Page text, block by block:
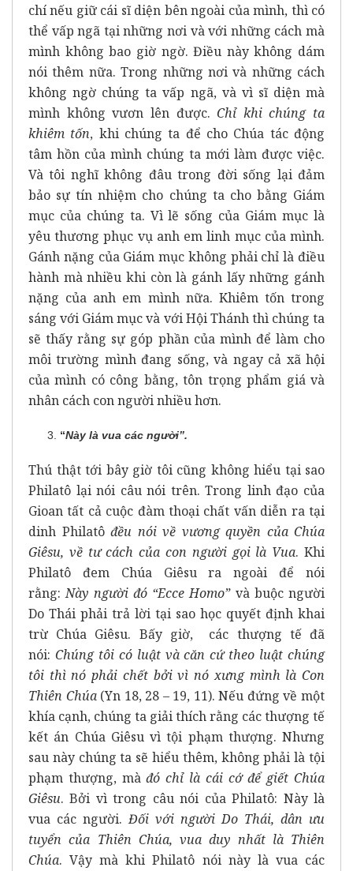
chí nếu giữ cái sĩ diện bên ngoài của mình, thì có
thể vấp ngã tại những nơi và với những cách mà
mình không bao giờ ngờ. Điều này không dám
nói thêm nữa. Trong những nơi và những cách
không ngờ chúng ta vấp ngã, và vì sĩ diện mà
mình không vươn lên được.Chỉ khi chúng ta
khiêm tốn, khi chúng ta để cho Chúa tác động
tâm hồn của mình chúng ta mới làm được việc.
Và tôi nghĩ không đâu trong đời sống lại đảm
bảo sự tín nhiệm cho chúng ta cho bằng Giám
mục của chúng ta. Vì lẽ sống của Giám mục là
yêu thương phục vụ anh em linh mục của mình.
Gánh nặng của Giám mục không phải chỉ là điều
hành mà nhiều khi còn là gánh lấy những gánh
nặng của anh em mình nữa. Khiêm tốn trong
sáng với Giám mục và với Hội Thánh thì chúng ta
sẽ thấy rằng sự góp phần của mình để làm cho
môi trường mình đang sống, và ngay cả xã hội
của mình có công bằng, tôn trọng phẩm giá và
nhân cách con người nhiều hơn.
“Này là vua các người”.
Thú thật tới bây giờ tôi cũng không hiểu tại sao
Philatô lại nói câu nói trên. Trong linh đạo của
Gioan tất cả cuộc đàm thoại chất vấn diễn ra tại
dinh Philatô đều nói về vương quyền của Chúa
Giêsu, về tư cách của con người gọi là Vua. Khi
Philatô đem Chúa Giêsu ra ngoài để nói
rằng:Này người đó “Ecce Homo”và buộc người
Do Thái phải trả lời tại sao học quyết định khai
trừ Chúa Giêsu. Bấy giờ, các thượng tế đã
nói: Chúng tôi có luật và căn cứ theo luật chúng
tôi thì nó phải chết bởi vì nó xưng mình là Con
Thiên Chúa(Yn 18, 28 – 19, 11). Nếu đứng về một
khía cạnh, chúng ta giải thích rằng các thượng tế
kết án Chúa Giêsu vì tội phạm thượng. Nhưng
sau này chúng ta sẽ hiểu thêm, không phải là tội
phạm thượng, màđó chỉ là cái cớ để giết Chúa
Giêsu. Bởi vì trong câu nói của Philatô: Này là
vua các người.Đối với người Do Thái, dân ưu
tuyển của Thiên Chúa, vua duy nhất là Thiên
Chúa. Vậy mà khi Philatô nói này là vua các